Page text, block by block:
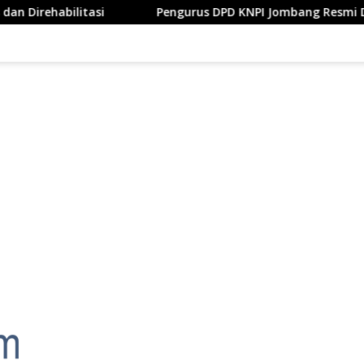
Pengurus DPD KNPI Jombang Resmi Dilantik, Bupati